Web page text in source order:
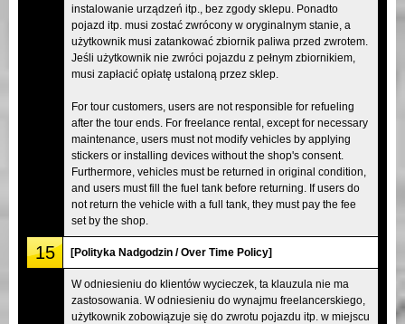
instalowanie urządzeń itp., bez zgody sklepu. Ponadto
pojazd itp. musi zostać zwrócony w oryginalnym stanie, a
użytkownik musi zatankować zbiornik paliwa przed zwrotem.
Jeśli użytkownik nie zwróci pojazdu z pełnym zbiornikiem,
musi zapłacić opłatę ustaloną przez sklep.
For tour customers, users are not responsible for refueling
after the tour ends. For freelance rental, except for necessary
maintenance, users must not modify vehicles by applying
stickers or installing devices without the shop's consent.
Furthermore, vehicles must be returned in original condition,
and users must fill the fuel tank before returning. If users do
not return the vehicle with a full tank, they must pay the fee
set by the shop.
15 [Polityka Nadgodzin / Over Time Policy]
W odniesieniu do klientów wycieczek, ta klauzula nie ma
zastosowania. W odniesieniu do wynajmu freelancerskiego,
użytkownik zobowiązuje się do zwrotu pojazdu itp. w miejscu